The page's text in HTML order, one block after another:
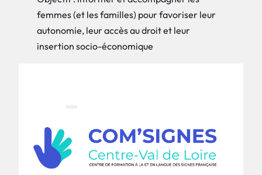
femmes (et les familles) pour favoriser leur
autonomie, leur accès au droit et leur
insertion socio-économique